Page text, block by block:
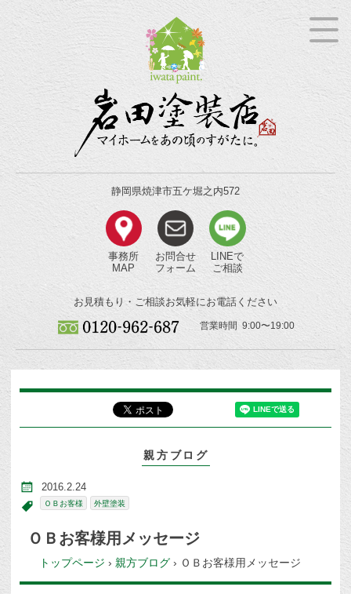
静岡県焼津市五ケ堀之内572
事務所
MAP
お問合せ
フォーム
LINEで
ご相談
お見積もり・ご相談お気軽にお電話ください
営業時間 9:00〜19:00
親方ブログ
2016.2.24
ＯＢお客様 外壁塗装
ＯＢお客様用メッセージ
トップページ › 親方ブログ › ＯＢお客様用メッセージ